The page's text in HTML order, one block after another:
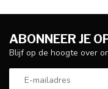
ABONNEER JE
Blijf op de hoogte over